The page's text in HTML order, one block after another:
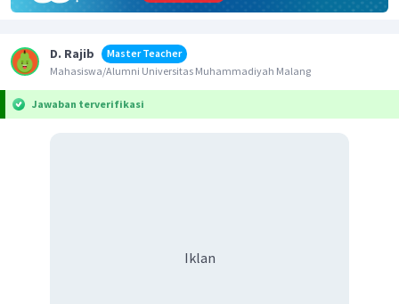
D. Rajib
Master Teacher
Mahasiswa/Alumni Universitas Muhammadiyah Malang
Jawaban terverifikasi
Iklan